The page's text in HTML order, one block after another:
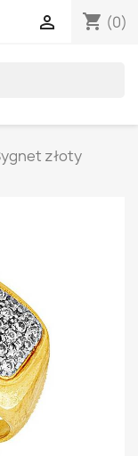
shopping_cart (0)

złoty